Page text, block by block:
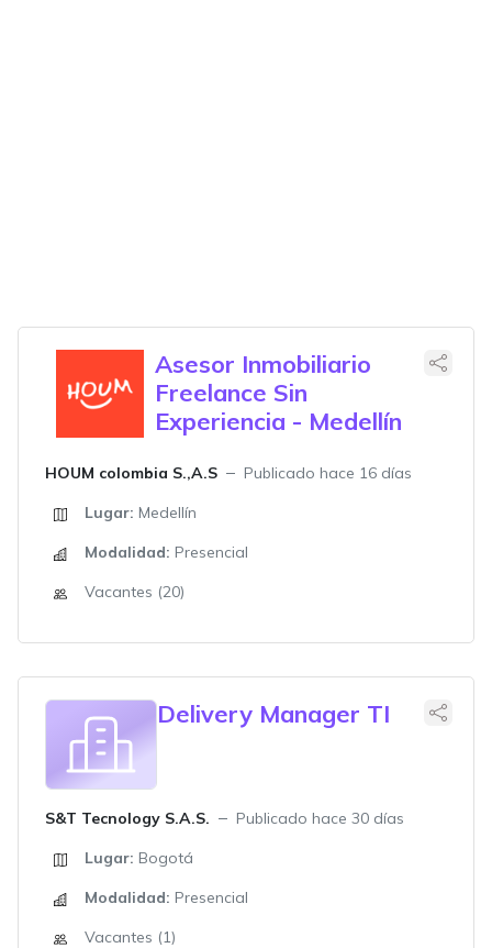
Asesor Inmobiliario
Freelance Sin
Experiencia - Medellín
HOUM colombia S.,A.S
Publicado hace 16 días
Lugar: Medellín
Modalidad: Presencial
Vacantes (20)
Delivery Manager TI
S&T Tecnology S.A.S.
Publicado hace 30 días
Lugar: Bogotá
Modalidad: Presencial
Vacantes (1)